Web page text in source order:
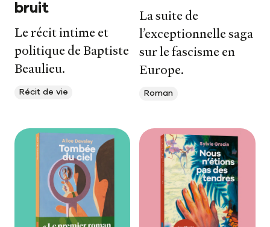
bruit
Le récit intime et
politique de Baptiste
Beaulieu.
Récit de vie
La suite de
l’exceptionnelle saga
sur le fascisme en
Europe.
Roman